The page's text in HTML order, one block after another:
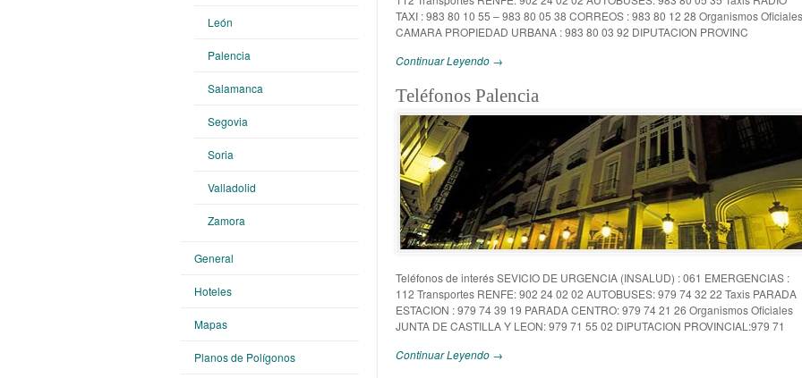
TAXI : 983 80 10 55 – 983 80 05 38 CORREOS : 983 80 12 28 Organismos Oficiales
CAMARA PROPIEDAD URBANA : 983 80 03 92 DIPUTACION PROVINC
Continuar Leyendo →
Teléfonos Palencia
Teléfonos de interés SEVICIO DE URGENCIA (INSALUD) : 061 EMERGENCIAS :
112 Transportes RENFE: 902 24 02 02 AUTOBUSES: 979 74 32 22 Taxis PARADA
ESTACION : 979 74 39 19 PARADA CENTRO: 979 74 21 26 Organismos Oficiales
JUNTA DE CASTILLA Y LEON: 979 71 55 02 DIPUTACION PROVINCIAL:979 71
Continuar Leyendo →
León
Palencia
Salamanca
Segovia
Soria
Valladolid
Zamora
General
Hoteles
Mapas
Planos de Polígonos